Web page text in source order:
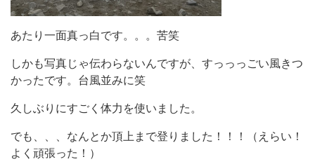
あたり一面真っ白です。。。苦笑
しかも写真じゃ伝わらないんですが、すっっっごい風きつ
かったです。台風並みに笑
久しぶりにすごく体力を使いました。
でも、、、なんとか頂上まで登りました！！！（えらい！
よく頑張った！）